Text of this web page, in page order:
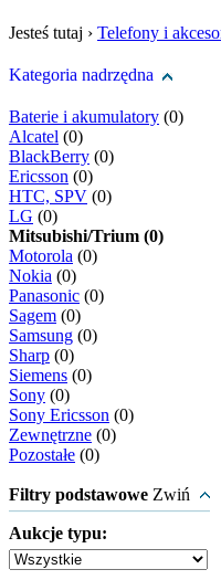
Jesteś tutaj › Telefony i
Kategoria nadrzędna
Baterie i akumulatory (0)
Alcatel (0)
BlackBerry (0)
Ericsson (0)
HTC, SPV (0)
LG (0)
Mitsubishi/Trium (0)
Motorola (0)
Nokia (0)
Panasonic (0)
Sagem (0)
Samsung (0)
Sharp (0)
Siemens (0)
Sony (0)
Sony Ericsson (0)
Zewnętrzne (0)
Pozostałe (0)
Filtry podstawowe Zwiń
Aukcje typu: